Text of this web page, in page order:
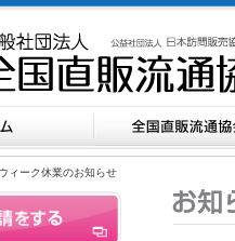
デンウィーク休業の